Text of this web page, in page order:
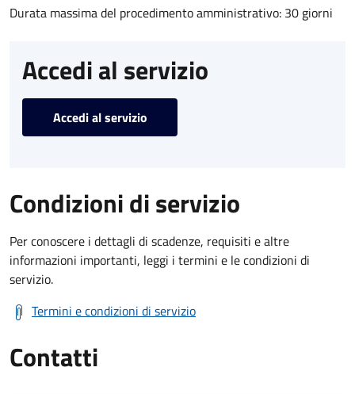
Durata massima del procedimento amministrativo: 30 giorni
Accedi al servizio
Accedi al servizio
Condizioni di servizio
Per conoscere i dettagli di scadenze, requisiti e altre
informazioni importanti, leggi i termini e le condizioni di
servizio.
Termini e condizioni di servizio
Contatti